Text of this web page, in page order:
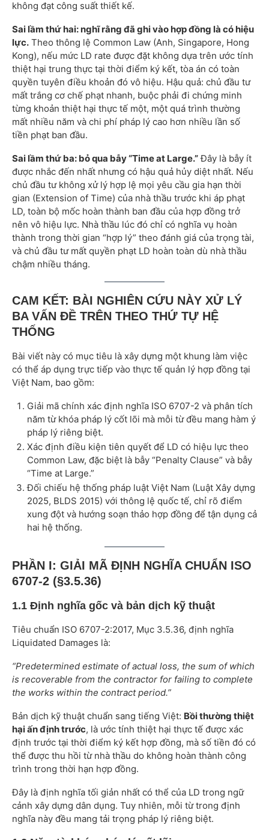
không đạt công suất thiết kế.
Sai lầm thứ hai: nghĩ rằng đã ghi vào hợp đồng là có hiệu
lực. Theo thông lệ Common Law (Anh, Singapore, Hong
Kong), nếu mức LD rate được đặt không dựa trên ước tính
thiệt hại trung thực tại thời điểm ký kết, tòa án có toàn
quyền tuyên điều khoản đó vô hiệu. Hậu quả: chủ đầu tư
mất trắng cơ chế phạt nhanh, buộc phải đi chứng minh
từng khoản thiệt hại thực tế một, một quá trình thường
mất nhiều năm và chi phí pháp lý cao hơn nhiều lần số
tiền phạt ban đầu.
Sai lầm thứ ba: bỏ qua bẫy “Time at Large.”Đây là bẫy ít
được nhắc đến nhất nhưng có hậu quả hủy diệt nhất. Nếu
chủ đầu tư không xử lý hợp lệ mọi yêu cầu gia hạn thời
gian (Extension of Time) của nhà thầu trước khi áp phạt
LD, toàn bộ mốc hoàn thành ban đầu của hợp đồng trở
nên vô hiệu lực. Nhà thầu lúc đó chỉ có nghĩa vụ hoàn
thành trong thời gian “hợp lý” theo đánh giá của trọng tài,
và chủ đầu tư mất quyền phạt LD hoàn toàn dù nhà thầu
chậm nhiều tháng.
CAM KẾT: BÀI NGHIÊN CỨU NÀY XỬ LÝ
BA VẤN ĐỀ TRÊN THEO THỨ TỰ HỆ
THỐNG
Bài viết này có mục tiêu là xây dựng một khung làm việc
có thể áp dụng trực tiếp vào thực tế quản lý hợp đồng tại
Việt Nam, bao gồm:
Giải mã chính xác định nghĩa ISO 6707-2 và phân tích
năm từ khóa pháp lý cốt lõi mà mỗi từ đều mang hàm ý
pháp lý riêng biệt.
Xác định điều kiện tiên quyết để LD có hiệu lực theo
Common Law, đặc biệt là bẫy “Penalty Clause” và bẫy
“Time at Large.”
Đối chiếu hệ thống pháp luật Việt Nam (Luật Xây dựng
2025, BLDS 2015) với thông lệ quốc tế, chỉ rõ điểm
xung đột và hướng soạn thảo hợp đồng để tận dụng cả
hai hệ thống.
PHẦN I: GIẢI MÃ ĐỊNH NGHĨA CHUẨN ISO
6707-2 (§3.5.36)
1.1 Định nghĩa gốc và bản dịch kỹ thuật
Tiêu chuẩn ISO 6707-2:2017, Mục 3.5.36, định nghĩa
Liquidated Damages là:
“Predetermined estimate of actual loss, the sum of which
is recoverable from the contractor for failing to complete
the works within the contract period.”
Bản dịch kỹ thuật chuẩn sang tiếng Việt: Bồi thường thiệt
hại ấn định trước, là ước tính thiệt hại thực tế được xác
định trước tại thời điểm ký kết hợp đồng, mà số tiền đó có
thể được thu hồi từ nhà thầu do không hoàn thành công
trình trong thời hạn hợp đồng.
Đây là định nghĩa tối giản nhất có thể của LD trong ngữ
cảnh xây dựng dân dụng. Tuy nhiên, mỗi từ trong định
nghĩa này đều mang tải trọng pháp lý riêng biệt.